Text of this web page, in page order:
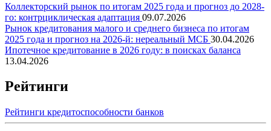
Коллекторский рынок по итогам 2025 года и прогноз до 2028-
го: контрциклическая адаптация 09.07.2026
Рынок кредитования малого и среднего бизнеса по итогам
2025 года и прогноз на 2026-й: нереальный МСБ 30.04.2026
Ипотечное кредитование в 2026 году: в поисках баланса
13.04.2026
Рейтинги
Рейтинги кредитоспособности банков